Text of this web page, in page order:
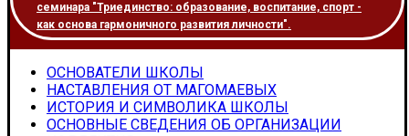
семинара "Триединство: образование, воспитание, спорт -
как основа гармоничного развития личности".
ОСНОВАТЕЛИ ШКОЛЫ
НАСТАВЛЕНИЯ ОТ МАГОМАЕВЫХ
ИСТОРИЯ И СИМВОЛИКА ШКОЛЫ
ОСНОВНЫЕ СВЕДЕНИЯ ОБ ОРГАНИЗАЦИИ